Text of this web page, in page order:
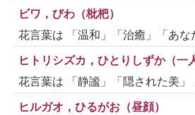
ビワ，びわ（枇杷）
花言葉は 「温和」「治癒」「あ
ヒトリシズカ，ひとりしずか（一
花言葉は 「静謐」「隠された美
ヒルガオ，ひるがお（昼顔）